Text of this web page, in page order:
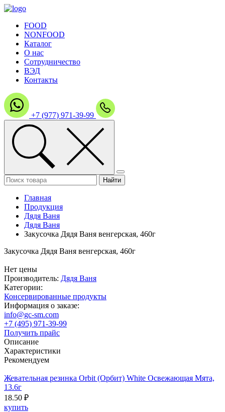
FOOD
NONFOOD
Каталог
О нас
Сотрудничество
ВЭД
Контакты
+7 (977) 971-39-99
Главная
Продукция
Дядя Ваня
Дядя Ваня
Закусочка Дядя Ваня венгерская, 460г
Закусочка Дядя Ваня венгерская, 460г
Нет цены
Производитель: Дядя Ваня
Категории:
Консервированные продукты
Информация о заказе:
info@gc-sm.com
+7 (495) 971-39-99
Получить прайс
Описание
Характеристики
Рекомендуем
Жевательная резинка Orbit (Орбит) White Освежающая Мята,
13.6г
18.50 ₽
купить